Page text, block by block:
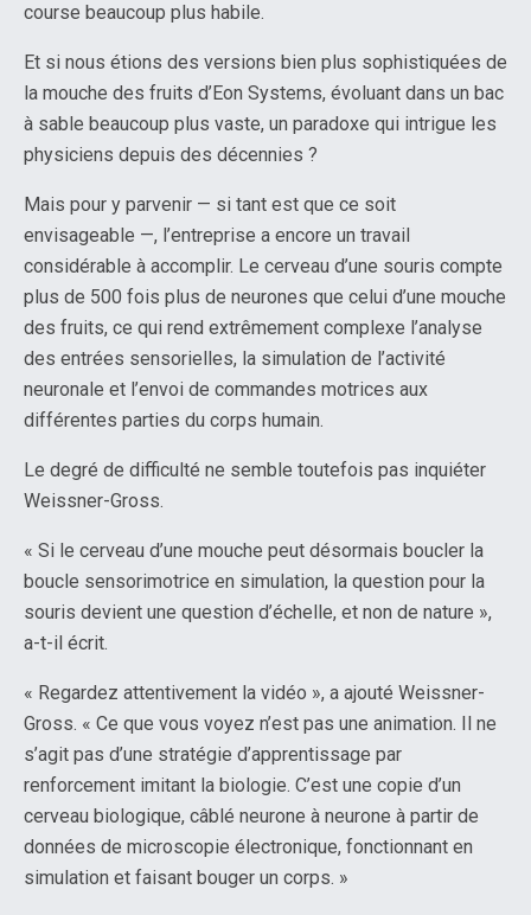
course beaucoup plus habile.
Et si nous étions des versions bien plus sophistiquées de
la mouche des fruits d’Eon Systems, évoluant dans un bac
à sable beaucoup plus vaste, un paradoxe qui intrigue les
physiciens depuis des décennies ?
Mais pour y parvenir — si tant est que ce soit
envisageable —, l’entreprise a encore un travail
considérable à accomplir. Le cerveau d’une souris compte
plus de 500 fois plus de neurones que celui d’une mouche
des fruits, ce qui rend extrêmement complexe l’analyse
des entrées sensorielles, la simulation de l’activité
neuronale et l’envoi de commandes motrices aux
différentes parties du corps humain.
Le degré de difficulté ne semble toutefois pas inquiéter
Weissner-Gross.
« Si le cerveau d’une mouche peut désormais boucler la
boucle sensorimotrice en simulation, la question pour la
souris devient une question d’échelle, et non de nature »,
a-t-il écrit.
« Regardez attentivement la vidéo », a ajouté Weissner-
Gross. « Ce que vous voyez n’est pas une animation. Il ne
s’agit pas d’une stratégie d’apprentissage par
renforcement imitant la biologie. C’est une copie d’un
cerveau biologique, câblé neurone à neurone à partir de
données de microscopie électronique, fonctionnant en
simulation et faisant bouger un corps. »